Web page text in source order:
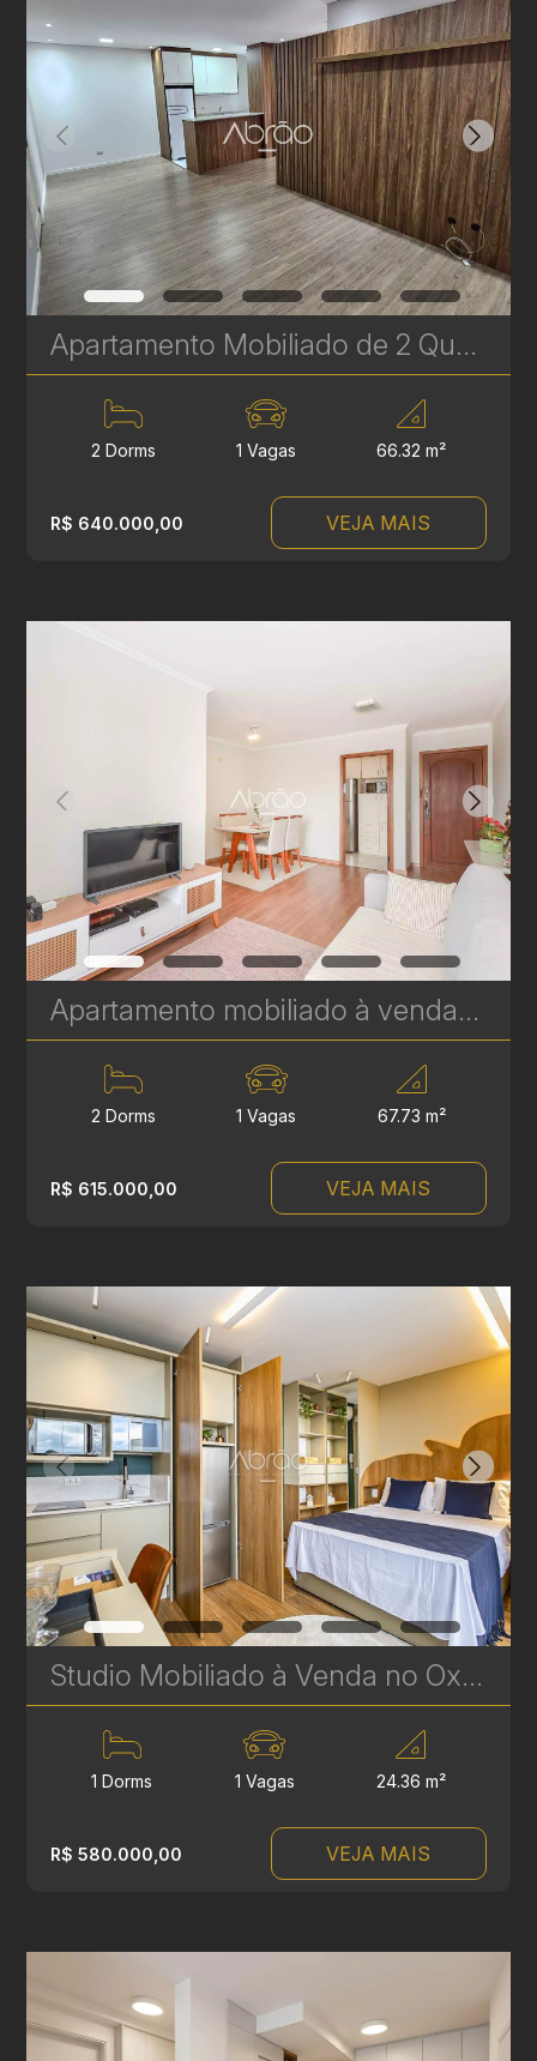
Apartamento Mobiliado de 2 Quartos à venda no Rebouças – Localização Privilegiada! | Ref 651
2 Dorms 1 Vagas 66.32 m²
R$ 640.000,00 VEJA MAIS
Apartamento mobiliado à venda com 2 quartos, sendo 1 suíte, no Cabral - 67 m² - Edifício Enrico I | Ref. 255
2 Dorms 1 Vagas 67.73 m²
R$ 615.000,00 VEJA MAIS
Studio Mobiliado à Venda no Oxygen Batel - 24 m² - Pronto para Morar ou Investir | Ref. 1763
1 Dorms 1 Vagas 24.36 m²
R$ 580.000,00 VEJA MAIS